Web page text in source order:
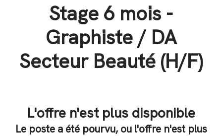
Stage 6 mois -
Graphiste / DA
Secteur Beauté (H/F)
L'offre n'est plus disponible
Le poste a été pourvu, ou l'offre n'est plus